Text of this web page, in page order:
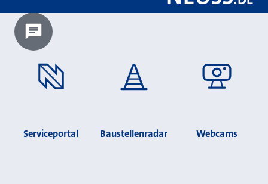
Chatbot laden?
Serviceportal Baustellenradar Webcams